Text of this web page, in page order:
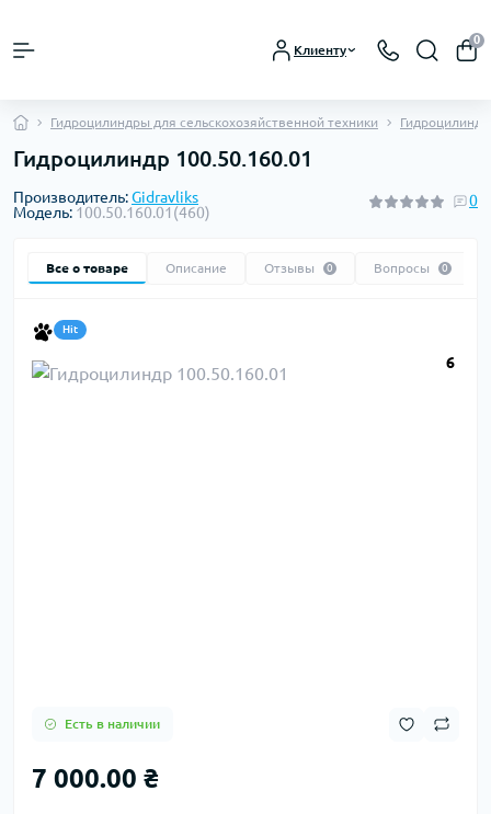
Клиенту
0
Гидроцилиндры для сельскохозяйственной техники
Гидроцилиндр 100.50.160.01
Производитель:Gidravliks
Модель: 100.50.160.01(460)
0
Все о товаре Описание Отзывы 0 Вопросы 0
Hit
6
Есть в наличии
7 000.00 ₴